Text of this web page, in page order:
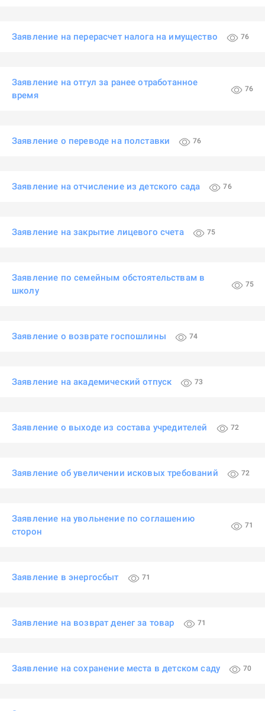
Заявление на перерасчет налога на имущество 76
Заявление на отгул за ранее отработанное
время
76
Заявление о переводе на полставки 76
Заявление на отчисление из детского сада 76
Заявление на закрытие лицевого счета 75
Заявление по семейным обстоятельствам в
школу
75
Заявление о возврате госпошлины 74
Заявление на академический отпуск 73
Заявление о выходе из состава учредителей 72
Заявление об увеличении исковых требований 72
Заявление на увольнение по соглашению
сторон
71
Заявление в энергосбыт 71
Заявление на возврат денег за товар 71
Заявление на сохранение места в детском саду 70